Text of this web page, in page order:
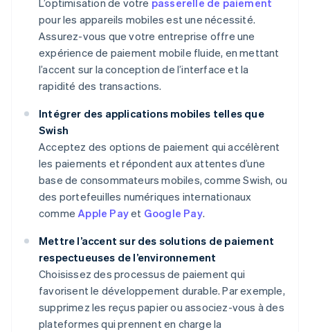
L’optimisation de votre passerelle de paiement
pour les appareils mobiles est une nécessité.
Assurez-vous que votre entreprise offre une
expérience de paiement mobile fluide, en mettant
l’accent sur la conception de l’interface et la
rapidité des transactions.
Intégrer des applications mobiles telles que
Swish
Acceptez des options de paiement qui accélèrent
les paiements et répondent aux attentes d’une
base de consommateurs mobiles, comme Swish, ou
des portefeuilles numériques internationaux
commeApple Payet Google Pay.
Mettre l’accent sur des solutions de paiement
respectueuses de l’environnement
Choisissez des processus de paiement qui
favorisent le développement durable. Par exemple,
supprimez les reçus papier ou associez-vous à des
plateformes qui prennent en charge la